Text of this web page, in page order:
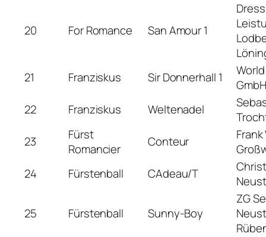
20 For Romance San Amour 1
21
Franziskus Sir Donnerhall 1
22
Franziskus Weltenadel
23
Fürst
Romancier
Conteur
24
Fürstenball CAdeau/T
25 Fürstenball Sunny-Boy
ZG